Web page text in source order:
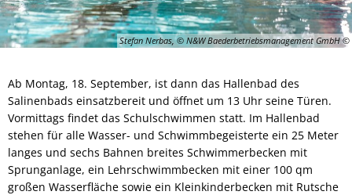
Stefan Nerbas, © N&W Baederbetriebsmanagement GmbH
Ab Montag, 18. September, ist dann das Hallenbad des
Salinenbads einsatzbereit und öffnet um 13 Uhr seine Türen.
Vormittags findet das Schulschwimmen statt. Im Hallenbad
stehen für alle Wasser- und Schwimmbegeisterte ein 25 Meter
langes und sechs Bahnen breites Schwimmerbecken mit
Sprunganlage, ein Lehrschwimmbecken mit einer 100 qm
großen Wasserfläche sowie ein Kleinkinderbecken mit Rutsche